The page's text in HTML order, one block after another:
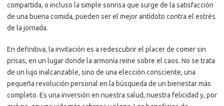
compartida, o incluso la simple sonrisa que surge de la satisfacción
de una buena comida, pueden ser el mejor antídoto contra el estrés
de la jornada.
En definitiva, la invitación es a redescubrir el placer de comer sin
prisas, en un lugar donde la armonía reine sobre el caos. No se trata
de un lujo inalcanzable, sino de una elección consciente, una
pequeña revolución personal en la búsqueda de un bienestar más
completo. Es una inversión en nuestra salud, nuestra felicidad y, por